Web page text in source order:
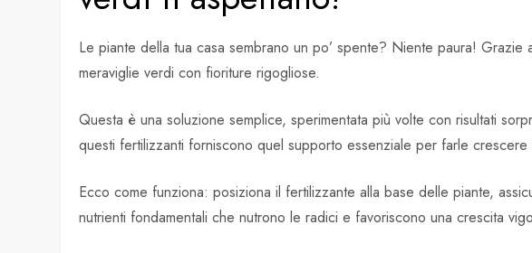
Le piante della tua casa sembrano un po’ spente? Niente paura!
meraviglie verdi con fioriture rigogliose.
Questa è una soluzione semplice, sperimentata più volte con risultati
questi fertilizzanti forniscono quel supporto essenziale per farle crescere
Ecco come funziona: posiziona il fertilizzante alla base delle piante,
nutrienti fondamentali che nutrono le radici e favoriscono una crescita